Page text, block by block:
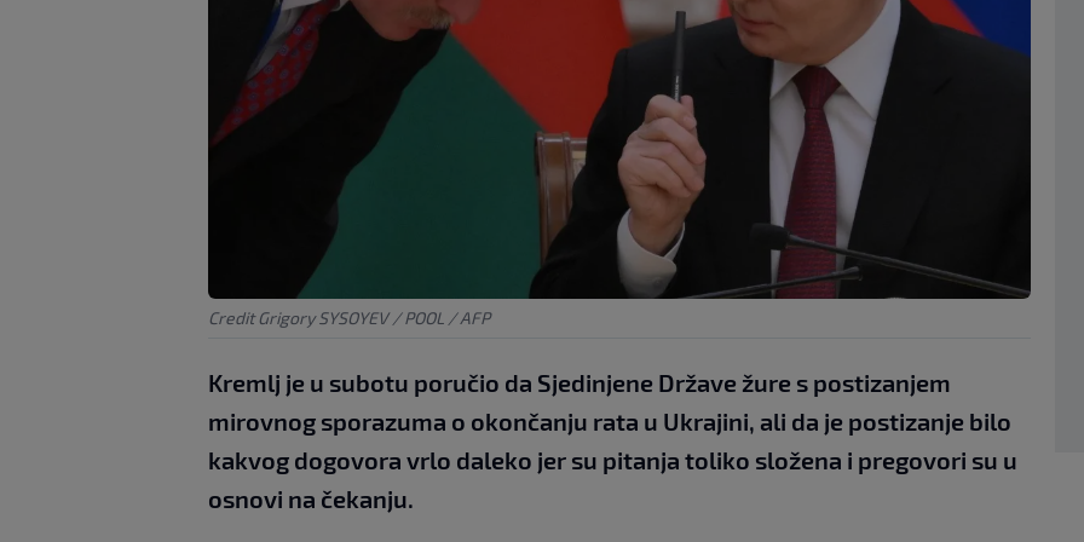
Credit Grigory SYSOYEV / POOL / AFP
Kremlj je u subotu poručio da Sjedinjene Države žure s postizanjem
mirovnog sporazuma o okončanju rata u Ukrajini, ali da je postizanje bilo
kakvog dogovora vrlo daleko jer su pitanja toliko složena i pregovori su u
osnovi na čekanju.